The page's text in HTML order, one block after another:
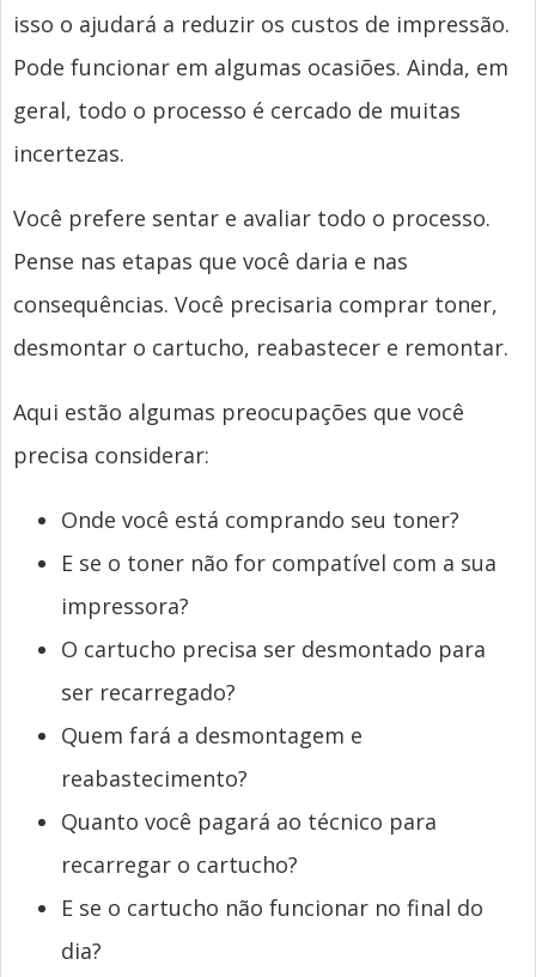
isso o ajudará a reduzir os custos de impressão.
Pode funcionar em algumas ocasiões. Ainda, em
geral, todo o processo é cercado de muitas
incertezas.
Você prefere sentar e avaliar todo o processo.
Pense nas etapas que você daria e nas
consequências. Você precisaria comprar toner,
desmontar o cartucho, reabastecer e remontar.
Aqui estão algumas preocupações que você
precisa considerar:
Onde você está comprando seu toner?
E se o toner não for compatível com a sua
impressora?
O cartucho precisa ser desmontado para
ser recarregado?
Quem fará a desmontagem e
reabastecimento?
Quanto você pagará ao técnico para
recarregar o cartucho?
E se o cartucho não funcionar no final do
dia?